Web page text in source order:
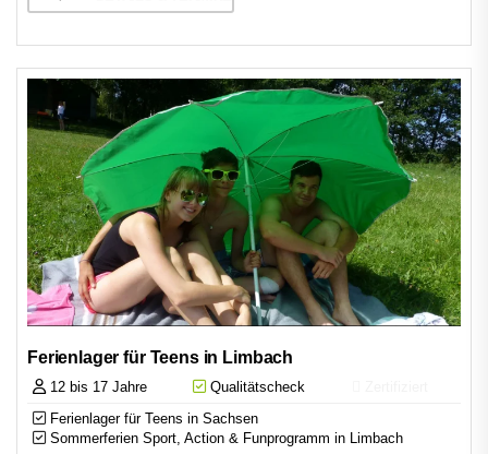
Ferienlager für Teens in Limbach
12 bis 17 Jahre Qualitätscheck
Ferienlager für Teens in Sachsen
Sommerferien Sport, Action & Funprogramm in Limbach